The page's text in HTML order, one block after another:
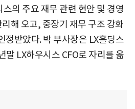
의 주요 재무 관련 현안 및 경영
해 오고, 중장기 재무 구조 강화
정받았다. 박 부사장은 LX홀딩스
말 LX하우시스 CFO로 자리를 옮